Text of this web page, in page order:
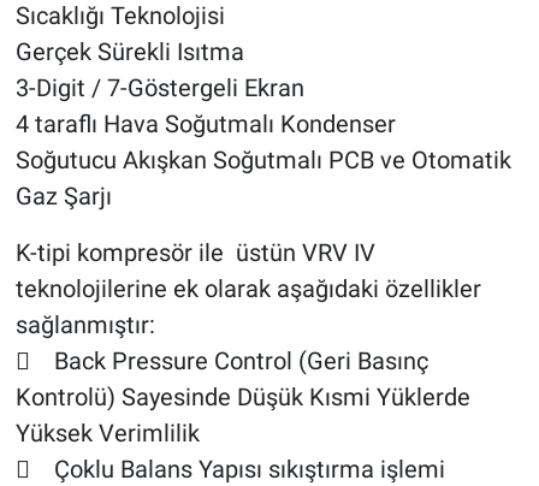
Sıcaklığı Teknolojisi
Gerçek Sürekli Isıtma
3-Digit / 7-Göstergeli Ekran
4 taraflı Hava Soğutmalı Kondenser
Soğutucu Akışkan Soğutmalı PCB ve Otomatik
Gaz Şarjı
K-tipi kompresör ile üstün VRV IV
teknolojilerine ek olarak aşağıdaki özellikler
sağlanmıştır:
 Back Pressure Control (Geri Basınç
Kontrolü) Sayesinde Düşük Kısmi Yüklerde
Yüksek Verimlilik
 Çoklu Balans Yapısı sıkıştırma işlemi